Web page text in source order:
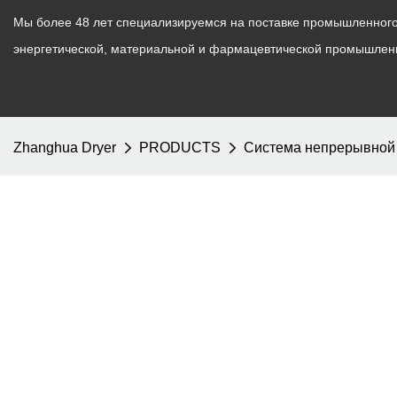
Мы более 48 лет специализируемся на поставке
энергетической, материальной и фармацевтической
Zhanghua Dryer PRODUCTS Система непрерывной